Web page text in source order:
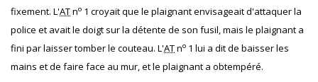
fixement. L'ATno 1 croyait que le plaignant envisageait d'attaquer la
police et avait le doigt sur la détente de son fusil, mais le plaignant a
fini par laisser tomber le couteau. L'ATno 1 lui a dit de baisser les
mains et de faire face au mur, et le plaignant a obtempéré.